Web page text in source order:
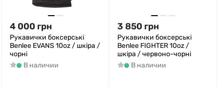
4 000 грн
Рукавички боксерські
Benlee EVANS 10oz / шкіра /
чорні
В наличии
3 850 грн
Рукавички боксерські
Benlee FIGHTER 10oz /
шкіра / червоно-чорні
В наличии